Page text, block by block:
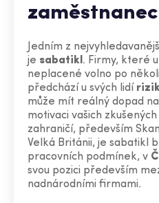
Jedním z
je sabatikl . Firmy, které
neplacené volno po
předchází u svých lidí
může mít reálný dopad
motivaci vašich
zahraničí, především
Velká Británii, je sabatikl
pracovních podmínek, v
svou pozici především
nadnárodními firmami.